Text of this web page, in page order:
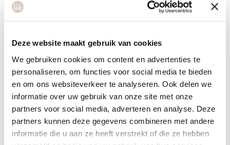
Deze website maakt gebruik van cookies
We gebruiken cookies om content en advertenties te
personaliseren, om functies voor social media te bieden
en om ons websiteverkeer te analyseren. Ook delen we
informatie over uw gebruik van onze site met onze
partners voor social media, adverteren en analyse. Deze
partners kunnen deze gegevens combineren met andere
informatie die u aan ze heeft verstrekt of die ze hebben
Of simpelweg voor iedere vrouw die op een diepere laag
contact wil maken met haar lichaam. En bovendien behoefte
Laat je dragen door de kracht van sisterhood en geef jezelf
dit fijne cadeau van zelfliefde en heling.